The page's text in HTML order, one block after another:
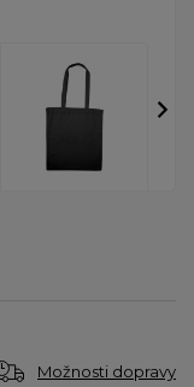
Možnosti dopravy